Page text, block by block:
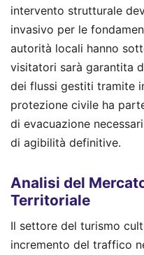
intervento strutturale
invasivo per le
autorità locali hanno
visitatori sarà garantita
dei flussi gestiti tramite
protezione civile ha
di evacuazione
di agibilità definitive.
Analisi del
Territoriale
Il settore del turismo
incremento del traffico